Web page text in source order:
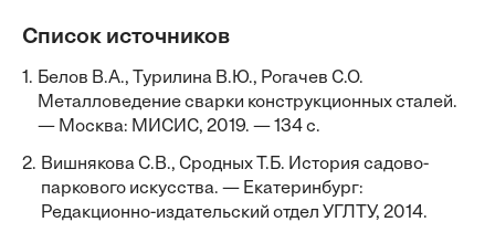
Список источников
1. Белов В.А., Турилина В.Ю., Рогачев С.О.
Металловедение сварки конструкционных сталей.
— Москва: МИСИС, 2019. — 134 с.
2. Вишнякова С.В., Сродных Т.Б. История садово-
паркового искусства. — Екатеринбург:
Редакционно-издательский отдел УГЛТУ, 2014.